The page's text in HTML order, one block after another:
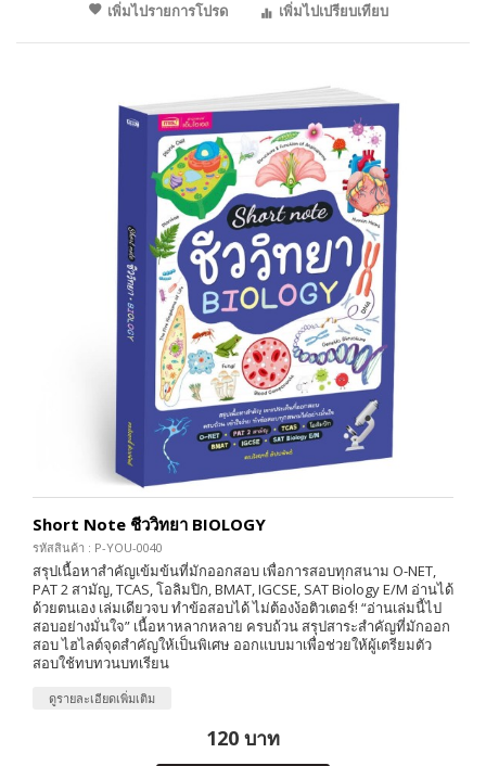
เพิ่มไปรายการโปรด
เพิ่มไปเปรียบเทียบ
Short Note ชีววิทยา BIOLOGY
รหัสสินค้า : P-YOU-0040
สรุปเนื้อหาสำคัญเข้มข้นที่มักออกสอบ เพื่อการสอบทุกสนาม O-NET,
PAT 2 สามัญ, TCAS, โอลิมปิก, BMAT, IGCSE, SAT Biology E/M อ่านได้
ด้วยตนเอง เล่มเดียวจบ ทำข้อสอบได้ ไม่ต้องง้อติวเตอร์! “อ่านเล่มนี้ไป
สอบอย่างมั่นใจ” เนื้อหาหลากหลาย ครบถ้วน สรุปสาระสำคัญที่มักออก
สอบ ไฮไลต์จุดสำคัญให้เป็นพิเศษ ออกแบบมาเพื่อช่วยให้ผู้เตรียมตัว
สอบใช้ทบทวนบทเรียน
ดูรายละเอียดเพิ่มเติม
120 บาท